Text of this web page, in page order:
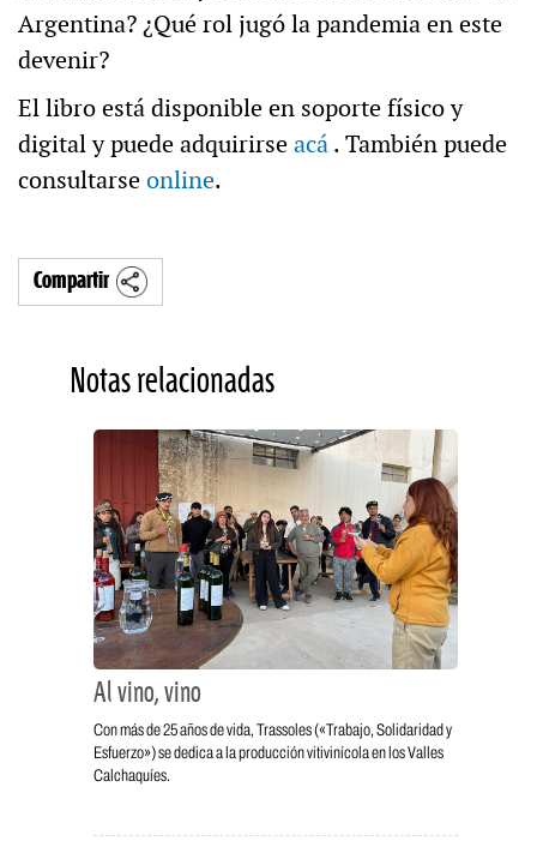
Argentina? ¿Qué rol jugó la pandemia en este
devenir?
El libro está disponible en soporte físico y
digital y puede adquirirseacá. También puede
consultarseonline.
Compartir
Notas relacionadas
Al vino, vino
Con más de 25 años de vida, Trassoles («Trabajo, Solidaridad y
Esfuerzo») se dedica a la producción vitivinícola en los Valles
Calchaquíes.